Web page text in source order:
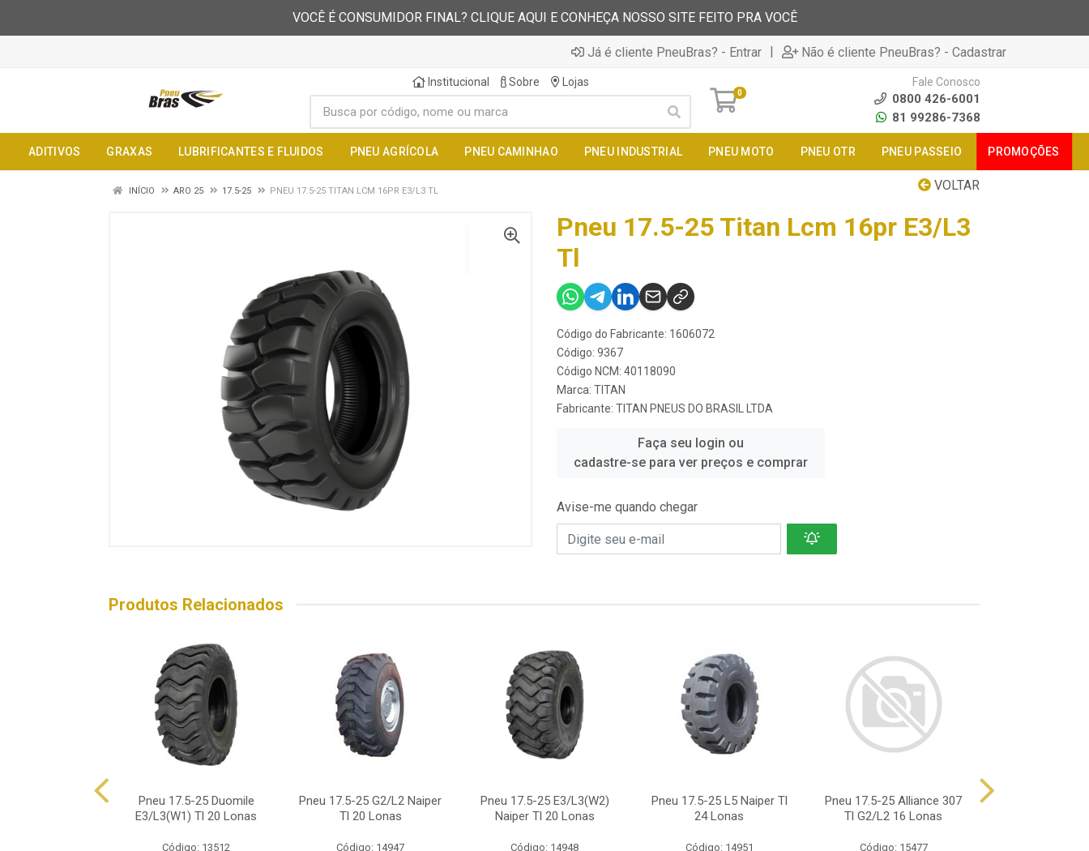
VOCÊ É CONSUMIDOR FINAL? CLIQUE AQUI E CONHEÇA NOSSO SITE FEITO PRA VOCÊ
Já é cliente PneuBras? - Entrar | Não é cliente PneuBras? - Cadastrar
Institucional Sobre Lojas
0
Fale Conosco
0800 426-6001
81 99286-7368
ADITIVOS GRAXAS LUBRIFICANTES E FLUIDOS PNEU AGRÍCOLA PNEU CAMINHAO PNEU INDUSTRIAL PNEU MOTO PNEU OTR PNEU PASSEIO PROMOÇÕES
VOLTAR
INÍCIO ARO 25 17.5-25 PNEU 17.5-25 TITAN LCM 16PR E3/L3 TL
Pneu 17.5-25 Titan Lcm 16pr E3/L3
Tl
Código do Fabricante: 1606072
Código: 9367
Código NCM: 40118090
Marca: TITAN
Fabricante: TITAN PNEUS DO BRASIL LTDA
Faça seu login ou
cadastre-se para ver preços e comprar
Avise-me quando chegar
Produtos Relacionados
Pneu 17.5-25 Duomile
E3/L3(W1) Tl 20 Lonas
Código: 13512
Pneu 17.5-25 G2/L2 Naiper
Tl 20 Lonas
Código: 14947
Pneu 17.5-25 E3/L3(W2)
Naiper Tl 20 Lonas
Código: 14948
Pneu 17.5-25 L5 Naiper Tl
24 Lonas
Código: 14951
Pneu 17.5-25 Alliance 307
Tl G2/L2 16 Lonas
Código: 15477